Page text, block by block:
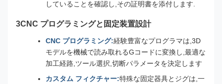
していることを確認し,その証明書を添付します.
3CNC プログラミングと固定装置設計
CNC プログラミング:経験豊富なプログラマは,3D
モデルを機械で読み取れるGコードに変換し,最適な
加工経路,ツール選択,切断パラメータを決定します
カスタム フィクチャー:特殊な固定器具とジグは,一